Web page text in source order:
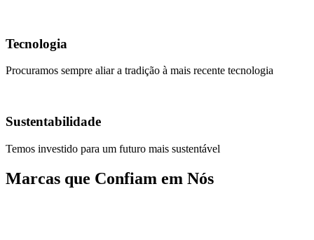
Tecnologia
Procuramos sempre aliar a tradição à mais recente tecnologia
Sustentabilidade
Temos investido para um futuro mais sustentável
Marcas que Confiam em Nós